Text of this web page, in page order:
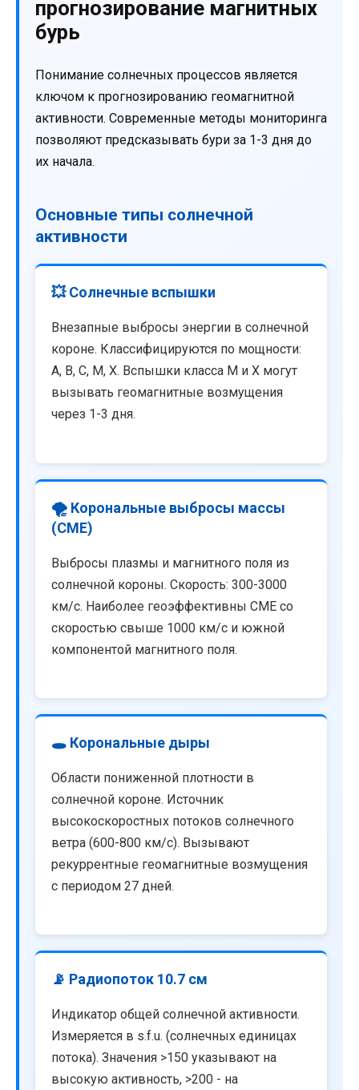
прогнозирование магнитных
бурь
Понимание солнечных процессов является
ключом к прогнозированию геомагнитной
активности. Современные методы мониторинга
позволяют предсказывать бури за 1-3 дня до
их начала.
Основные типы солнечной
активности
💥 Солнечные вспышки
Внезапные выбросы энергии в солнечной
короне. Классифицируются по мощности:
A, B, C, M, X. Вспышки класса M и X могут
вызывать геомагнитные возмущения
через 1-3 дня.
🌪️ Корональные выбросы массы
(CME)
Выбросы плазмы и магнитного поля из
солнечной короны. Скорость: 300-3000
км/с. Наиболее геоэффективны CME со
скоростью свыше 1000 км/с и южной
компонентой магнитного поля.
🕳️ Корональные дыры
Области пониженной плотности в
солнечной короне. Источник
высокоскоростных потоков солнечного
ветра (600-800 км/с). Вызывают
рекуррентные геомагнитные возмущения
с периодом 27 дней.
📡 Радиопоток 10.7 см
Индикатор общей солнечной активности.
Измеряется в s.f.u. (солнечных единицах
потока). Значения >150 указывают на
высокую активность, >200 - на